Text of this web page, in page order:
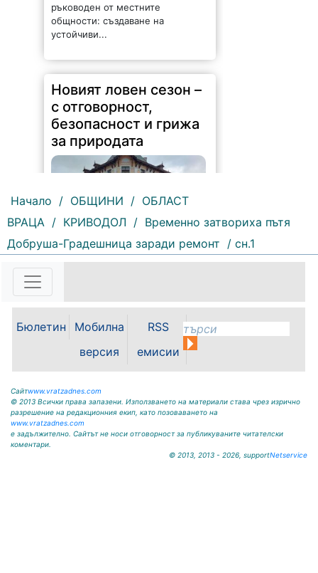
ръководен от местните
общности: създаване на
устойчиви...
Новият ловен сезон –
с отговорност,
безопасност и грижа
за природата
241 | 2026-08-07 14:37:47
Обръщение и поздрав на
директора на Северозападно
Враца инж. Димитър Ганчев по
случай откриването на ловния
сезон за прелетен дивеч:
Уважаеми ловци, уважаеми
служители на ловните и
горските...
Начало / ОБЩИНИ / ОБЛАСТ
ВРАЦА / КРИВОДОЛ / Временно затвориха пътя
Добруша-Градешница заради ремонт / сн.1
Бюлетин
Мобилна
версия
RSS
емисии
Сайтwww.vratzadnes.com
© 2013 Всички права запазени. Използването на материали става чрез изрично
разрешение на редакционния екип, като позоваването на
www.vratzadnes.com
е задължително. Сайтът не носи отговорност за публикуваните читателски
коментари.
© 2013, 2013 - 2026, supportNetservice